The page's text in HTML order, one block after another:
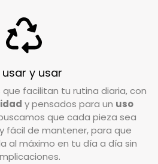
del plazo establecido
efectuar la devolución
con nuestro servicio
Escríbenos a
encantados de
de 24/48h horas desde
usar y usar
facilitan tu rutina diaria, con
y pensados para un uso
buscamos que cada pieza sea
fácil de mantener, para que
al máximo en tu día a día sin